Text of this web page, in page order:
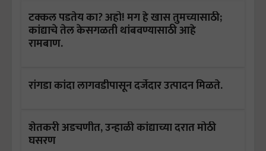
टक्कल पडतेय का? अहो! मग हे खास तुमच्यासाठी;
कांद्याचे तेल केसगळती थांबवण्यासाठी आहे
रामबाण.
रांगडा कांदा लागवडीपासून दर्जेदार उत्पादन मिळते.
शेतकरी अडचणीत, उन्हाळी कांद्याच्या दरात मोठी
घसरण